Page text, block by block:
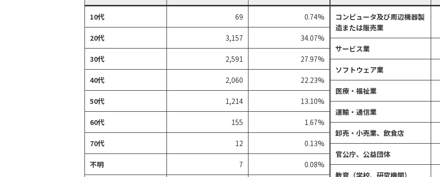
10代 69 0.74%
20代 3,157 34.07%
30代 2,591 27.97%
40代 2,060 22.23%
50代 1,214 13.10%
60代 155 1.67%
70代 12 0.13%
不明 7 0.08%
コンピュータ及び周辺機器製
造または販売業
サービス業
ソフトウェア業
医療・福祉業
運輸・通信業
卸売・小売業、飲食店
官公庁、公益団体
教育（学校、研究機関）